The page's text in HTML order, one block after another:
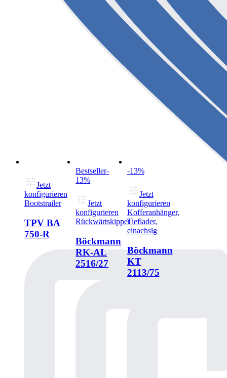
Jetzt
konfigurieren
Bootstrailer
TPV BA
750-R
Bestseller-
13%
Jetzt
konfigurieren
Rückwärtskipper
Böckmann
RK-AL
2516/27
-13%
Jetzt
konfigurieren
Kofferanhänger,
Tieflader,
einachsig
Böckmann
KT
2113/75